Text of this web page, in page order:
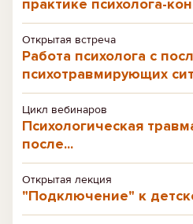
практике психолога-
Открытая встреча
Работа психолога с
психотравмирующих
Цикл вебинаров
Психологическая
после...
Открытая лекция
"Подключение" к